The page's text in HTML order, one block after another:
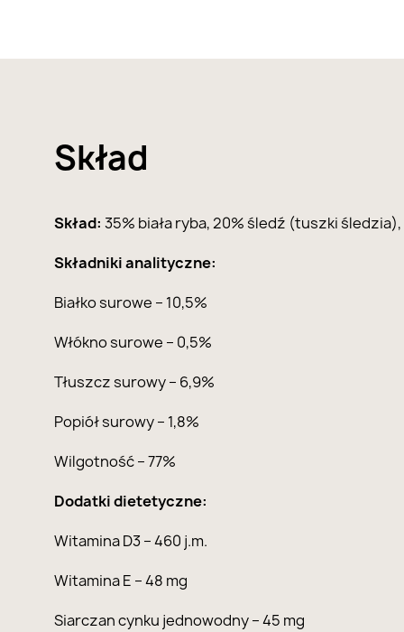
Skład
Skład: 35% biała ryba, 20% śledź (tuszki
Składniki analityczne:
Białko surowe – 10,5%
Włókno surowe – 0,5%
Tłuszcz surowy – 6,9%
Popiół surowy – 1,8%
Wilgotność – 77%
Dodatki dietetyczne:
Witamina D3 – 460 j.m.
Witamina E – 48 mg
Siarczan cynku jednowodny – 45 mg